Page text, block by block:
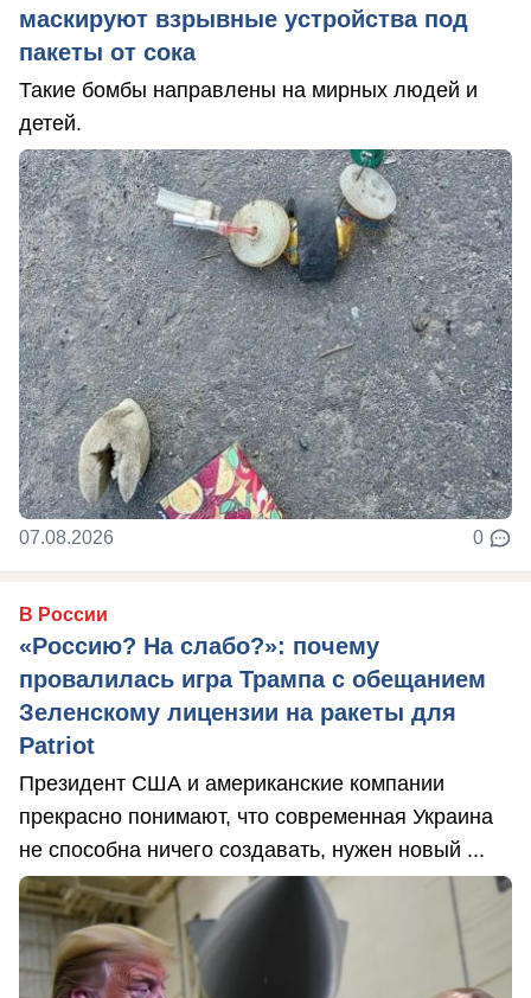
маскируют взрывные устройства под
пакеты от сока
Такие бомбы направлены на мирных людей и
детей.
07.08.2026 0
В России
«Россию? На слабо?»: почему
провалилась игра Трампа с обещанием
Зеленскому лицензии на ракеты для
Patriot
Президент США и американские компании
прекрасно понимают, что современная Украина
не способна ничего создавать, нужен новый ...